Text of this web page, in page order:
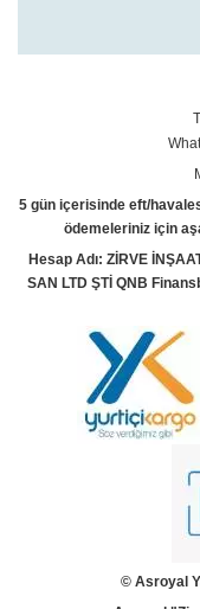
5 gün içerisinde eft/
ödemeleriniz için
Hesap Adı: ZİRVE
SAN LTD ŞTİ QNB
© Asroyal